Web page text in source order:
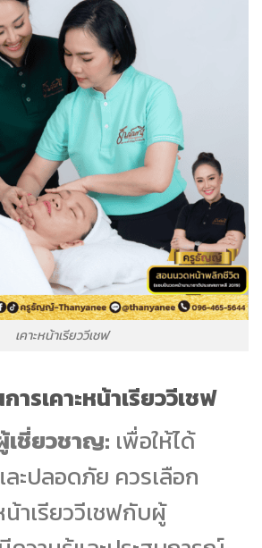
เคาะหน้าเรียววีเชฟ
ารเคาะหน้าเรียววีเชฟ
เชี่ยวชาญ: เพื่อให้ได้
ะปลอดภัย ควรเลือก
น้าเรียววีเชฟกับผู้